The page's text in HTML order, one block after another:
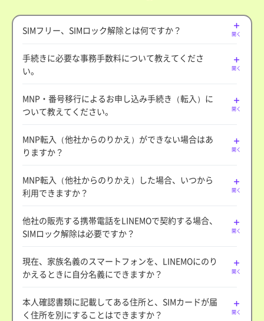
SIMフリー、SIMロック解除とは何ですか？ 開く
手続きに必要な事務手数料について教えてくださ
い。
開く
MNP・番号移行によるお申し込み手続き（転入）に
ついて教えてください。
開く
MNP転入（他社からのりかえ）ができない場合はあ
りますか？
開く
MNP転入（他社からのりかえ）した場合、いつから
利用できますか？
開く
他社の販売する携帯電話をLINEMOで契約する場合、
SIMロック解除は必要ですか？
開く
現在、家族名義のスマートフォンを、LINEMOにのり
かえるときに自分名義にできますか？
開く
本人確認書類に記載してある住所と、SIMカードが届
く住所を別にすることはできますか？
開く